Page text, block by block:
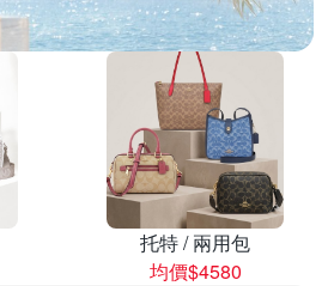
托特 / 兩用包
均價$4580